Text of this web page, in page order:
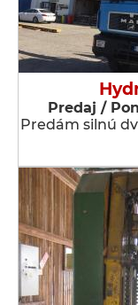
Predaj /
Predám silnú